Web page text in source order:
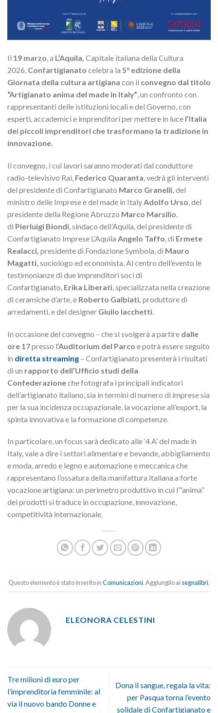
Il 19 marzo, a L’Aquila, Capitale italiana della Cultura
2026, Confartigianato celebra la 5° edizione della
Giornata della cultura artigiana con il convegno dal titolo
“Artigianato anima del made in Italy”, un confronto con
rappresentanti delle istituzioni locali e del Governo, con
esperti, accademici e imprenditori per mettere in luce l’Italia
dei piccoli imprenditori che trasformano la tradizione in
innovazione.
Il convegno, i cui lavori saranno moderati dal conduttore
radio-televisivo Rai, Federico Quaranta, vedrà gli interventi
del presidente di Confartigianato Marco Granelli, del
ministro delle Imprese e del made in ItalyAdolfo Urso, del
presidente della Regione Abruzzo Marco Marsilio,
di Pierluigi Biondi, sindaco dell’Aquila, del presidente di
Confartigianato Imprese L’Aquila Angelo Taffo, di Ermete
Realacci, presidente di Fondazione Symbola, di Mauro
Magatti, sociologo ed economista. Al centro dell’evento le
testimonianze di due imprenditori soci di
Confartigianato, Erika Liberati, specializzata nella creazione
di ceramiche d’arte, e Roberto Galbiati, produttore di
arredamenti, e del designer Giulio Iacchetti.
In occasione del convegno – che si svolgerà a partire dalle
ore 17presso l’Auditorium del Parco e potrà essere seguito
in diretta streaming – Confartigianato presenterà i risultati
di un rapporto dell’Ufficio studi della
Confederazioneche fotografa i principali indicatori
dell’artigianato italiano, sia in termini di numero di imprese sia
per la sua incidenza occupazionale, la vocazione all’export, la
spinta innovativa e la formazione di competenze.
In particolare, un focus sarà dedicato alle ‘4 A’ del made in
Italy, vale a dire i settori alimentare e bevande, abbigliamento
e moda, arredo e legno e automazione e meccanica che
rappresentano l’ossatura della manifattura italiana a forte
vocazione artigiana: un perimetro produttivo in cui l’“anima”
dei prodotti si traduce in occupazione, innovazione,
competitività internazionale.
Questo elemento è stato inserito inComunicazioni. Aggiungilo aisegnalibri.
ELEONORA CELESTINI
Tre milioni di euro per
l’imprenditoria femminile: al
via il nuovo bando Donne e
Dona il sangue, regala la vita:
per Pasqua torna l’evento
solidale di Confartigianato e